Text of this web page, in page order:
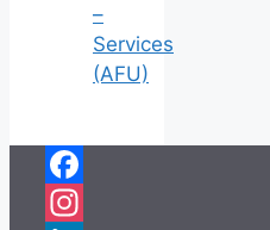
–
Services
(AFU)
Facebook